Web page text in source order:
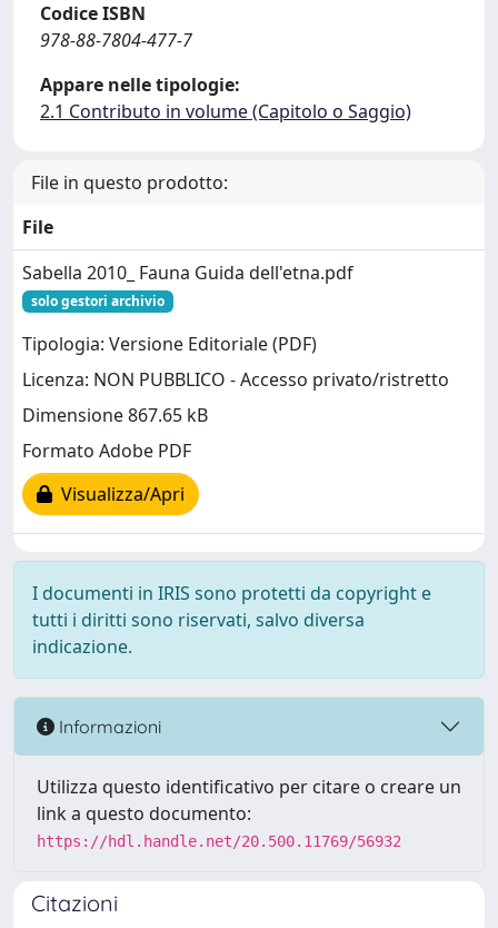
Codice ISBN
978-88-7804-477-7
Appare nelle tipologie:
2.1 Contributo in volume (Capitolo o Saggio)
File in questo prodotto:
File
Sabella 2010_ Fauna Guida dell'etna.pdf
solo gestori archivio
Tipologia: Versione Editoriale (PDF)
Licenza: NON PUBBLICO - Accesso privato/ristretto
Dimensione 867.65 kB
Formato Adobe PDF
Visualizza/Apri
I documenti in IRIS sono protetti da copyright e
tutti i diritti sono riservati, salvo diversa
indicazione.
Informazioni
Utilizza questo identificativo per citare o creare un
link a questo documento:
https://hdl.handle.net/20.500.11769/56932
Citazioni